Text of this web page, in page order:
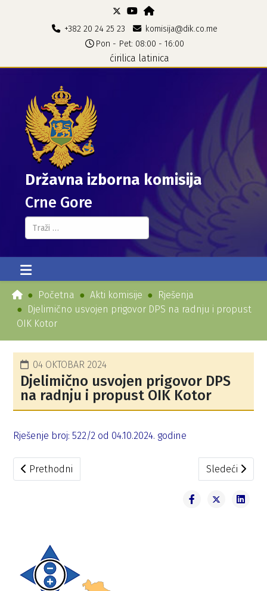
+382 20 24 25 23
komisija@dik.co.me
Pon - Pet: 08:00 - 16:00
ćirilica latinica
Državna izborna komisija
Crne Gore
Pretraga...
Početna Akti komisije
Rješenja
Djelimično usvojen prigovor DPS na radnju i propust
OIK Kotor
04 OKTOBAR 2024
Djelimično usvojen prigovor DPS
na radnju i propust OIK Kotor
Rješenje broj: 522/2 od 04.10.2024. godine
Prethodni članak: Usvojen prigovor Neđeljka Moškova
Prethodni Sledeći
Sledeći